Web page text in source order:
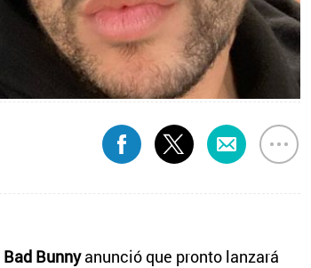
Bad Bunnyanunció que pronto lanzará